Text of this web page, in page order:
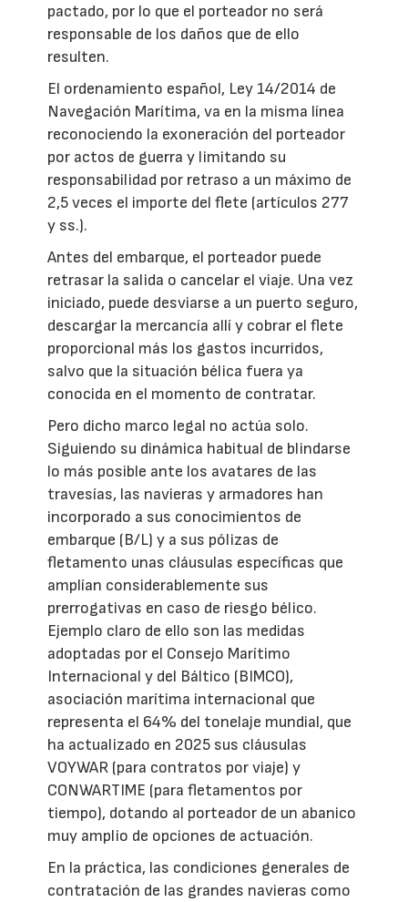
pactado, por lo que el porteador no será
responsable de los daños que de ello
resulten.
El ordenamiento español, Ley 14/2014 de
Navegación Marítima, va en la misma línea
reconociendo la exoneración del porteador
por actos de guerra y limitando su
responsabilidad por retraso a un máximo de
2,5 veces el importe del flete (artículos 277
y ss.).
Antes del embarque, el porteador puede
retrasar la salida o cancelar el viaje. Una vez
iniciado, puede desviarse a un puerto seguro,
descargar la mercancía allí y cobrar el flete
proporcional más los gastos incurridos,
salvo que la situación bélica fuera ya
conocida en el momento de contratar.
Pero dicho marco legal no actúa solo.
Siguiendo su dinámica habitual de blindarse
lo más posible ante los avatares de las
travesías, las navieras y armadores han
incorporado a sus conocimientos de
embarque (B/L) y a sus pólizas de
fletamento unas cláusulas específicas que
amplían considerablemente sus
prerrogativas en caso de riesgo bélico.
Ejemplo claro de ello son las medidas
adoptadas por el Consejo Marítimo
Internacional y del Báltico (BIMCO),
asociación marítima internacional que
representa el 64% del tonelaje mundial, que
ha actualizado en 2025 sus cláusulas
VOYWAR (para contratos por viaje) y
CONWARTIME (para fletamentos por
tiempo), dotando al porteador de un abanico
muy amplio de opciones de actuación.
En la práctica, las condiciones generales de
contratación de las grandes navieras como